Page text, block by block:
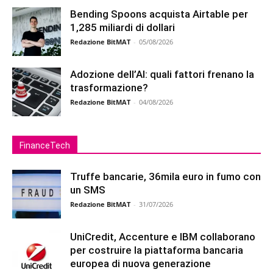
Bending Spoons acquista Airtable per
1,285 miliardi di dollari
Redazione BitMAT - 05/08/2026
Adozione dell’AI: quali fattori frenano la
trasformazione?
Redazione BitMAT - 04/08/2026
FinanceTech
Truffe bancarie, 36mila euro in fumo con
un SMS
Redazione BitMAT - 31/07/2026
UniCredit, Accenture e IBM collaborano
per costruire la piattaforma bancaria
europea di nuova generazione